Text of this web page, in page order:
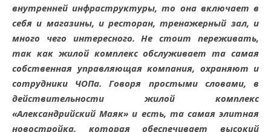
внутренней инфраструктуры, то она включает в
себя и магазины, и ресторан, тренажерный зал, и
много чего интересного. Не стоит переживать,
так как жилой комплекс обслуживает та самая
собственная управляющая компания, охраняют и
сотрудники ЧОПа. Говоря простыми словами, в
действительности жилой комплекс
«Александрийский Маяк» и есть, та самая элитная
новостройка, которая обеспечивает высокий